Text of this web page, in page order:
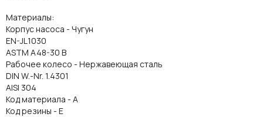
Материалы:
Корпус насоса - Чугун
EN-JL1030
ASTM A48-30 B
Рабочее колесо - Нержавеющая сталь
DIN W.-Nr. 1.4301
AISI 304
Код материала - A
Код резины - E